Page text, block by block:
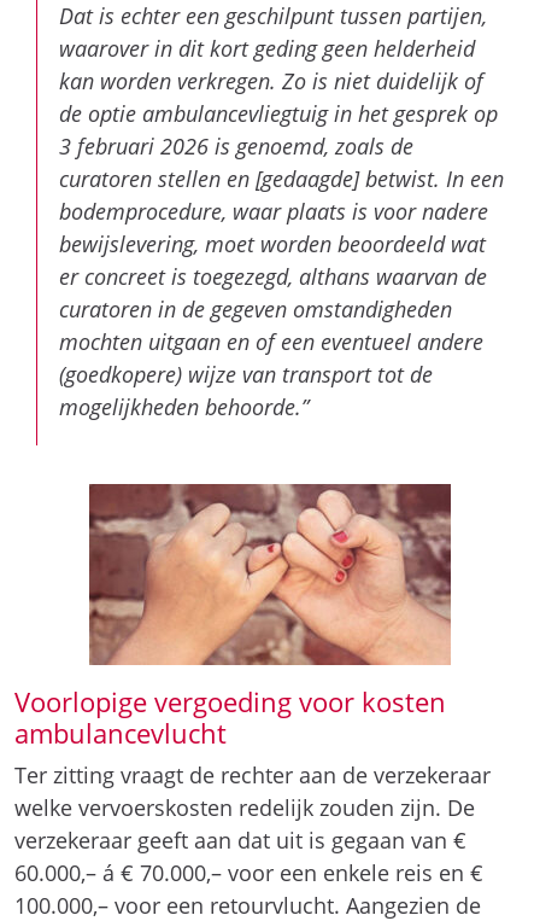
Dat is echter een geschilpunt tussen partijen,
waarover in dit kort geding geen helderheid
kan worden verkregen. Zo is niet duidelijk of
de optie ambulancevliegtuig in het gesprek op
3 februari 2026 is genoemd, zoals de
curatoren stellen en [gedaagde] betwist. In een
bodemprocedure, waar plaats is voor nadere
bewijslevering, moet worden beoordeeld wat
er concreet is toegezegd, althans waarvan de
curatoren in de gegeven omstandigheden
mochten uitgaan en of een eventueel andere
(goedkopere) wijze van transport tot de
mogelijkheden behoorde.”
Voorlopige vergoeding voor kosten
ambulancevlucht
Ter zitting vraagt de rechter aan de verzekeraar
welke vervoerskosten redelijk zouden zijn. De
verzekeraar geeft aan dat uit is gegaan van €
60.000,– á € 70.000,– voor een enkele reis en €
100.000,– voor een retourvlucht. Aangezien de